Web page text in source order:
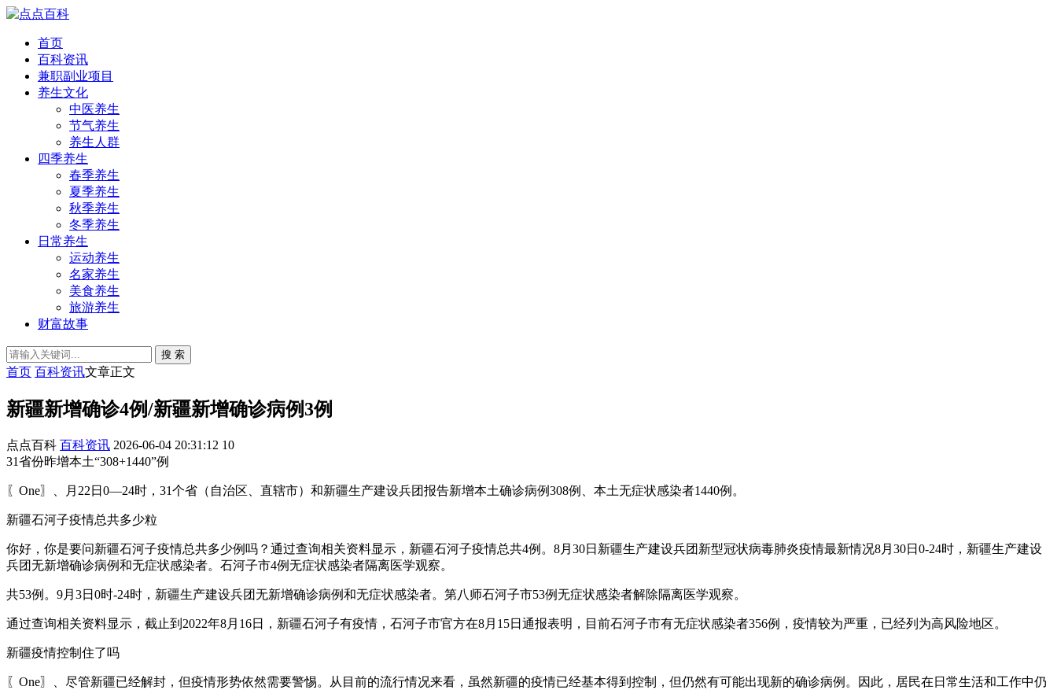
首页
百科资讯
兼职副业项目
养生文化
中医养生
节气养生
养生人群
四季养生
春季养生
夏季养生
秋季养生
冬季养生
日常养生
运动养生
名家养生
美食养生
旅游养生
财富故事
搜 索
首页 百科资讯文章正文
新疆新增确诊4例/新疆新增确诊病例3例
点点百科 百科资讯 2026-06-04 20:31:12 10
31省份昨增本土“308+1440”例
〖One〗、月22日0—24时，31个省（自治区、直辖市）和新疆生产建设兵团报告新增本土确诊病例308例、本土无症状感染者1440例。
新疆石河子疫情总共多少粒
你好，你是要问新疆石河子疫情总共多少例吗？通过查询相关资料显示，新疆石河子疫情总共4例。8月30日新疆生产建设兵团新型冠状病毒肺炎疫情最新情况8月30日0-24时，新疆生产建设
兵团无新增确诊病例和无症状感染者。石河子市4例无症状感染者隔离医学观察。
共53例。9月3日0时-24时，新疆生产建设兵团无新增确诊病例和无症状感染者。第八师石河子市53例无症状感染者解除隔离医学观察。
通过查询相关资料显示，截止到2022年8月16日，新疆石河子有疫情，石河子市官方在8月15日通报表明，目前石河子市有无症状感染者356例，疫情较为严重，已经列为高风险地区。
新疆疫情控制住了吗
〖One〗、尽管新疆已经解封，但疫情形势依然需要警惕。从目前的流行情况来看，虽然新疆的疫情已经基本得到控制，但仍然有可能出现新的确诊病例。因此，居民在日常生活和工作中仍